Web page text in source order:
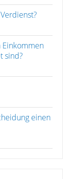
sind?
einen